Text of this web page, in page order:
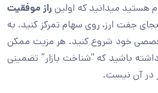
هستید میدانید که اولینراز موفقیت
جفت ارز، روی سهام تمرکز کنید. به
خود شروع کنید. هر مزیت ممکن
باشید که “شناخت بازار” تضمینی
در آن نیست.